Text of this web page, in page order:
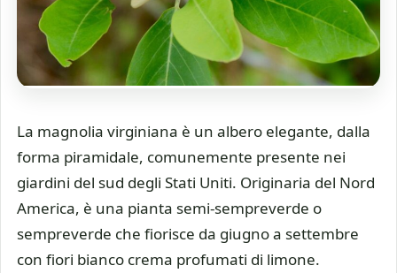
La magnolia virginiana è un albero elegante, dalla
forma piramidale, comunemente presente nei
giardini del sud degli Stati Uniti. Originaria del Nord
America, è una pianta semi-sempreverde o
sempreverde che fiorisce da giugno a settembre
con fiori bianco crema profumati di limone.